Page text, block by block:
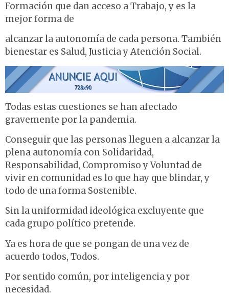
Formación que dan acceso a Trabajo, y es la
mejor forma de
alcanzar la autonomía de cada persona. También
bienestar es Salud, Justicia y Atención Social.
Todas estas cuestiones se han afectado
gravemente por la pandemia.
Conseguir que las personas lleguen a alcanzar la
plena autonomía con Solidaridad,
Responsabilidad, Compromiso y Voluntad de
vivir en comunidad es lo que hay que blindar, y
todo de una forma Sostenible.
Sin la uniformidad ideológica excluyente que
cada grupo político pretende.
Ya es hora de que se pongan de una vez de
acuerdo todos, Todos.
Por sentido común, por inteligencia y por
necesidad.